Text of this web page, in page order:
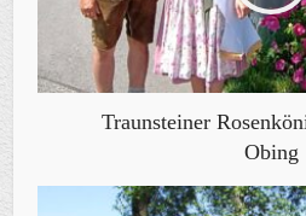
Traunsteiner
Obing